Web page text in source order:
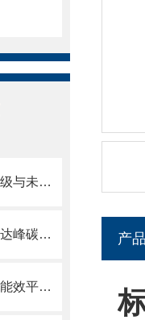
地铁电力监控系统的智能化升级与未来发展
建设能耗在线监测系统助推碳达峰碳中和
污水处理厂智慧水务智能配电能效平台的设计及应用
产